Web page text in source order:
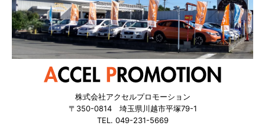
株式会社アクセルプロモーション
〒350-0814 埼玉県川越市平塚79-1
TEL. 049-231-5669